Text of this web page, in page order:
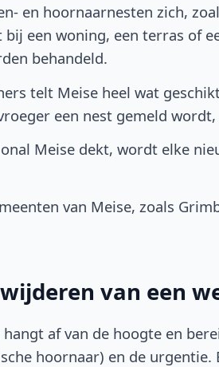
en hoornaarnesten zich,
een woning, een terras of
behandeld.
telt Meise heel wat
een nest gemeld
Meise dekt, wordt elke
van Meise, zoals
van een
af van de hoogte en
hoornaar) en de